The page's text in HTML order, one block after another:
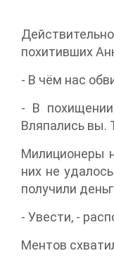
похитивших
- В чём нас
- В
Вляпались вы.
Милиционеры
них не
получили
- Увести, -
Ментов